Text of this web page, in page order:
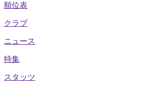
順位表
クラブ
ニュース
特集
スタッツ